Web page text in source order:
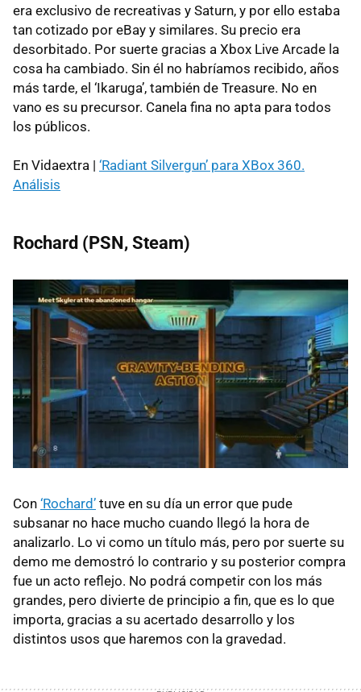
era exclusivo de recreativas y Saturn, y por ello estaba
tan cotizado por eBay y similares. Su precio era
desorbitado. Por suerte gracias a Xbox Live Arcade la
cosa ha cambiado. Sin él no habríamos recibido, años
más tarde, el ‘Ikaruga’, también de Treasure. No en
vano es su precursor. Canela fina no apta para todos
los públicos.
En Vidaextra | ‘Radiant Silvergun’ para XBox 360.
Análisis
Rochard (PSN, Steam)
Con ‘Rochard’ tuve en su día un error que pude
subsanar no hace mucho cuando llegó la hora de
analizarlo. Lo vi como un título más, pero por suerte su
demo me demostró lo contrario y su posterior compra
fue un acto reflejo. No podrá competir con los más
grandes, pero divierte de principio a fin, que es lo que
importa, gracias a su acertado desarrollo y los
distintos usos que haremos con la gravedad.